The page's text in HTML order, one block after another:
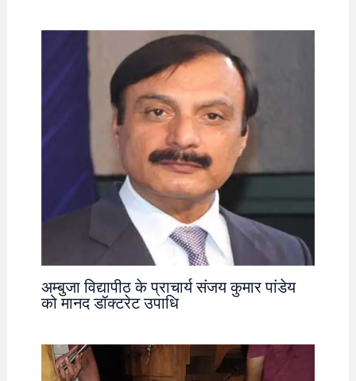
अम्बुजा विद्यापीठ के प्राचार्य संजय कुमार पांडेय
को मानद डॉक्टरेट उपाधि